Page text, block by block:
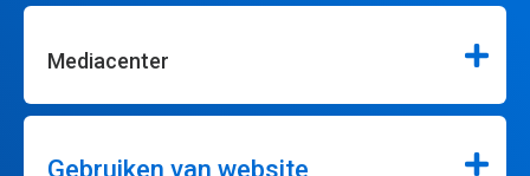
Mediacenter
Gebruiken van website